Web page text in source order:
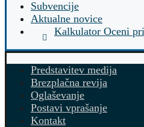
Subvencije
Aktualne novice
Kalkulator Oceni
Predstavitev medija
Brezplačna revija
Oglaševanje
Postavi vprašanje
Kontakt